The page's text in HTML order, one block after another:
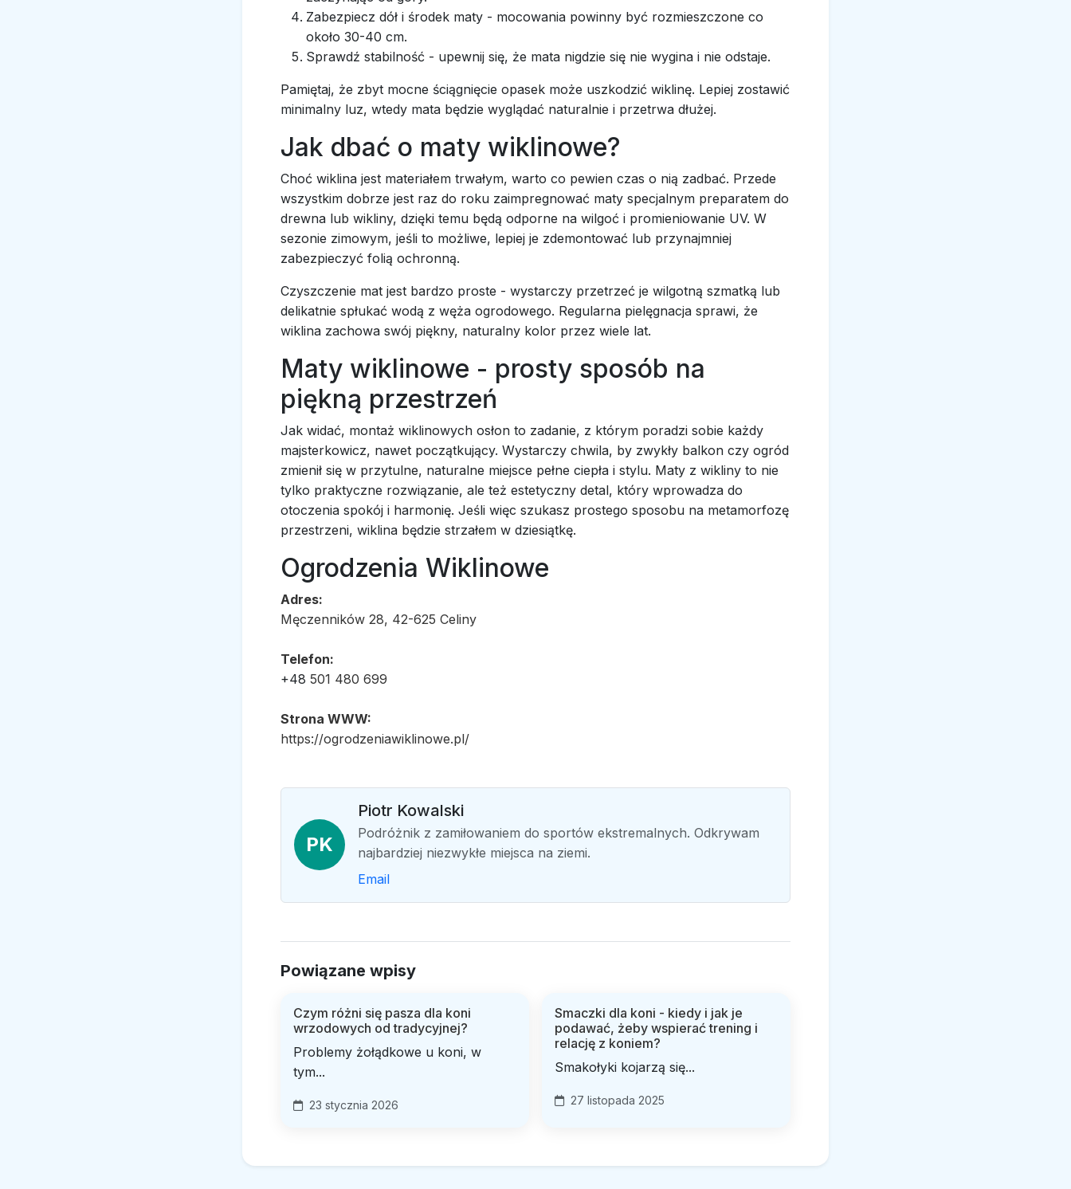
Zabezpiecz dół i środek maty - mocowania powinny być rozmieszczone co
około 30-40 cm.
Sprawdź stabilność - upewnij się, że mata nigdzie się nie wygina i nie odstaje.
Pamiętaj, że zbyt mocne ściągnięcie opasek może uszkodzić wiklinę. Lepiej zostawić
minimalny luz, wtedy mata będzie wyglądać naturalnie i przetrwa dłużej.
Jak dbać o maty wiklinowe?
Choć wiklina jest materiałem trwałym, warto co pewien czas o nią zadbać. Przede
wszystkim dobrze jest raz do roku zaimpregnować maty specjalnym preparatem do
drewna lub wikliny, dzięki temu będą odporne na wilgoć i promieniowanie UV. W
sezonie zimowym, jeśli to możliwe, lepiej je zdemontować lub przynajmniej
zabezpieczyć folią ochronną.
Czyszczenie mat jest bardzo proste - wystarczy przetrzeć je wilgotną szmatką lub
delikatnie spłukać wodą z węża ogrodowego. Regularna pielęgnacja sprawi, że
wiklina zachowa swój piękny, naturalny kolor przez wiele lat.
Maty wiklinowe - prosty sposób na
piękną przestrzeń
Jak widać, montaż wiklinowych osłon to zadanie, z którym poradzi sobie każdy
majsterkowicz, nawet początkujący. Wystarczy chwila, by zwykły balkon czy ogród
zmienił się w przytulne, naturalne miejsce pełne ciepła i stylu. Maty z wikliny to nie
tylko praktyczne rozwiązanie, ale też estetyczny detal, który wprowadza do
otoczenia spokój i harmonię. Jeśli więc szukasz prostego sposobu na metamorfozę
przestrzeni, wiklina będzie strzałem w dziesiątkę.
Ogrodzenia Wiklinowe
Adres:
Męczenników 28, 42-625 Celiny
Telefon:
+48 501 480 699
Strona WWW:
https://ogrodzeniawiklinowe.pl/
PK
Piotr Kowalski
Podróżnik z zamiłowaniem do sportów ekstremalnych. Odkrywam
najbardziej niezwykłe miejsca na ziemi.
Email
Powiązane wpisy
Czym różni się pasza dla koni
wrzodowych od tradycyjnej?
Problemy żołądkowe u koni, w
tym...
23 stycznia 2026
Smaczki dla koni - kiedy i jak je
podawać, żeby wspierać trening i
relację z koniem?
Smakołyki kojarzą się...
27 listopada 2025